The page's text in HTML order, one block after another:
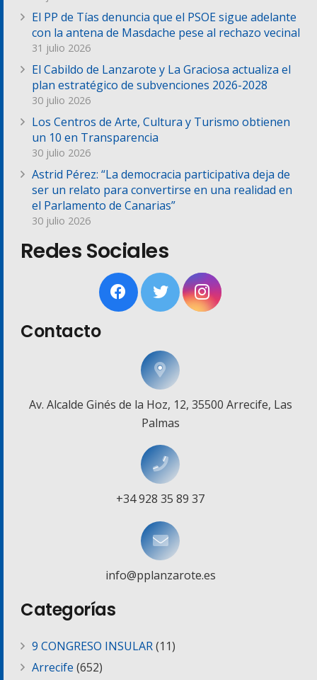
El PP de Tías denuncia que el PSOE sigue adelante
con la antena de Masdache pese al rechazo vecinal
31 julio 2026
El Cabildo de Lanzarote y La Graciosa actualiza el
plan estratégico de subvenciones 2026-2028
30 julio 2026
Los Centros de Arte, Cultura y Turismo obtienen
un 10 en Transparencia
30 julio 2026
Astrid Pérez: “La democracia participativa deja de
ser un relato para convertirse en una realidad en
el Parlamento de Canarias”
30 julio 2026
Redes Sociales
Contacto
Av. Alcalde Ginés de la Hoz, 12, 35500 Arrecife, Las
Palmas
+34 928 35 89 37
info@pplanzarote.es
Categorías
9 CONGRESO INSULAR(11)
Arrecife (652)